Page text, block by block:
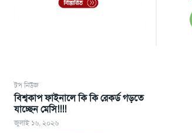
টপ নিউজ
বিশ্বকাপ ফাইনালে কি কি রেকর্ড গড়তে
যাচ্ছেন মেসি!!!!
জুলাই ১৬, ২০২৬